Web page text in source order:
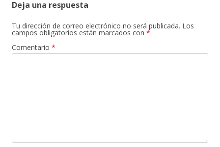
Deja una respuesta
Tu dirección de correo electrónico no será publicada. Los
campos obligatorios están marcados con *
Comentario *